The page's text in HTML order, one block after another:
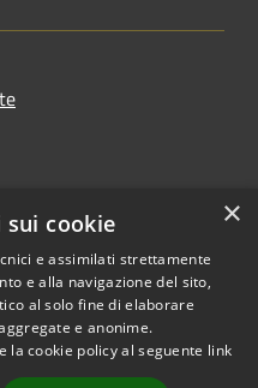
Copyright © 2026 • Ville de •
Powered byMunicipium
×
cookie
e assimilati strettamente
e alla navigazione del sito,
al solo fine di elaborare
e anonime.
la cookie policy al seguente link